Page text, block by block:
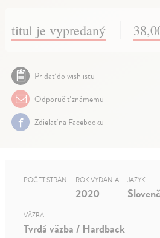
titul je vypredaný
Pridať do wishlistu
Odporučiť známemu
Zdielať na Facebooku
POČET STRÁN ROK VYDANIA
2020
JAZYK
VÄZBA
Tvrdá väzba / Hardback